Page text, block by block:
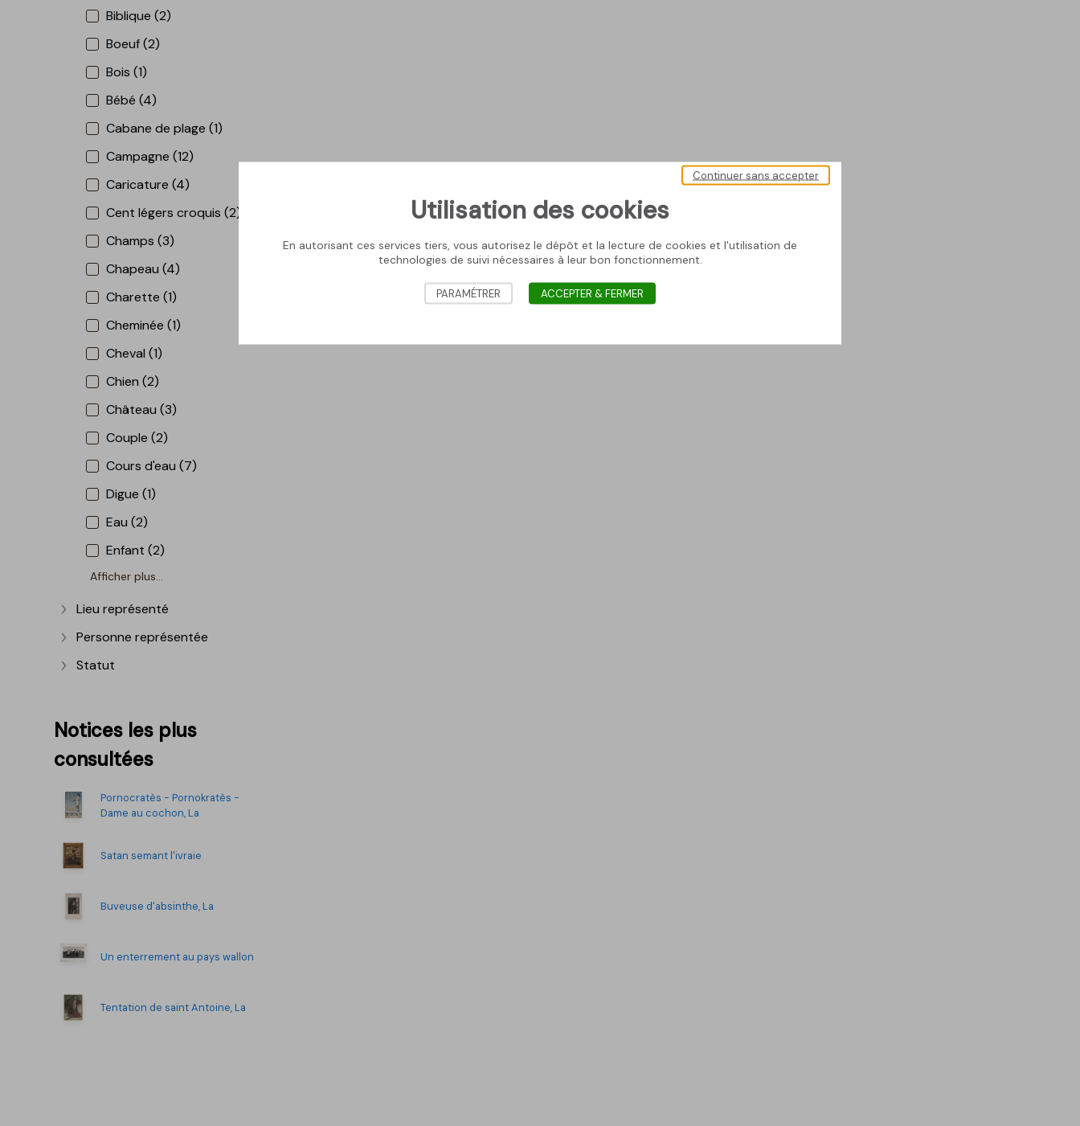
Biblique (2)
Boeuf (2)
Bois (1)
Bébé (4)
Cabane de plage (1)
Campagne (12)
Caricature (4)
Cent légers croquis (2)
Champs (3)
Chapeau (4)
Charette (1)
Cheminée (1)
Cheval (1)
Chien (2)
Château (3)
Couple (2)
Cours d'eau (7)
Digue (1)
Eau (2)
Enfant (2)
Afficher plus...
Afficher plus
Lieu représenté
Afficher plus
Personne représentée
Afficher plus
Statut
Notices les plus
consultées
Pornocratès - Pornokratès -
Dame au cochon, La
Satan semant l'ivraie
Buveuse d'absinthe, La
Un enterrement au pays wallon
Tentation de saint Antoine, La
Utilisation des cookies
En autorisant ces services tiers, vous autorisez le dépôt et la lecture de cookies et l'utilisation de
technologies de suivi nécessaires à leur bon fonctionnement.
Continuer sans accepter
PARAMÉTRER ACCEPTER & FERMER